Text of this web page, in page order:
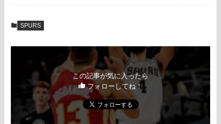
SPURS
この記事が気に入ったら
フォローしてね！